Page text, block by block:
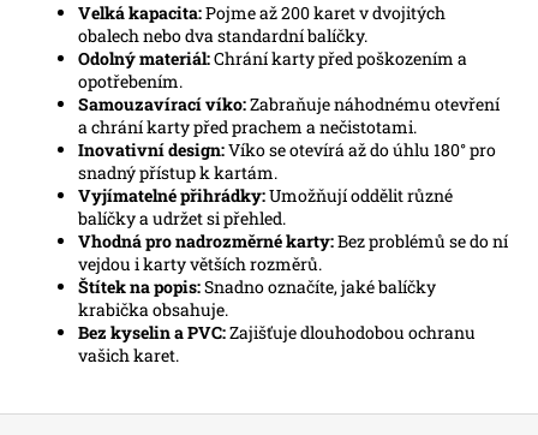
Velká kapacita:Pojme až 200 karet v dvojitých
obalech nebo dva standardní balíčky.
Odolný materiál:Chrání karty před poškozením a
opotřebením.
Samouzavírací víko:Zabraňuje náhodnému otevření
a chrání karty před prachem a nečistotami.
Inovativní design:Víko se otevírá až do úhlu 180° pro
snadný přístup k kartám.
Vyjímatelné přihrádky:Umožňují oddělit různé
balíčky a udržet si přehled.
Vhodná pro nadrozměrné karty:Bez problémů se do ní
vejdou i karty větších rozměrů.
Štítek na popis:Snadno označíte, jaké balíčky
krabička obsahuje.
Bez kyselin a PVC:Zajišťuje dlouhodobou ochranu
vašich karet.